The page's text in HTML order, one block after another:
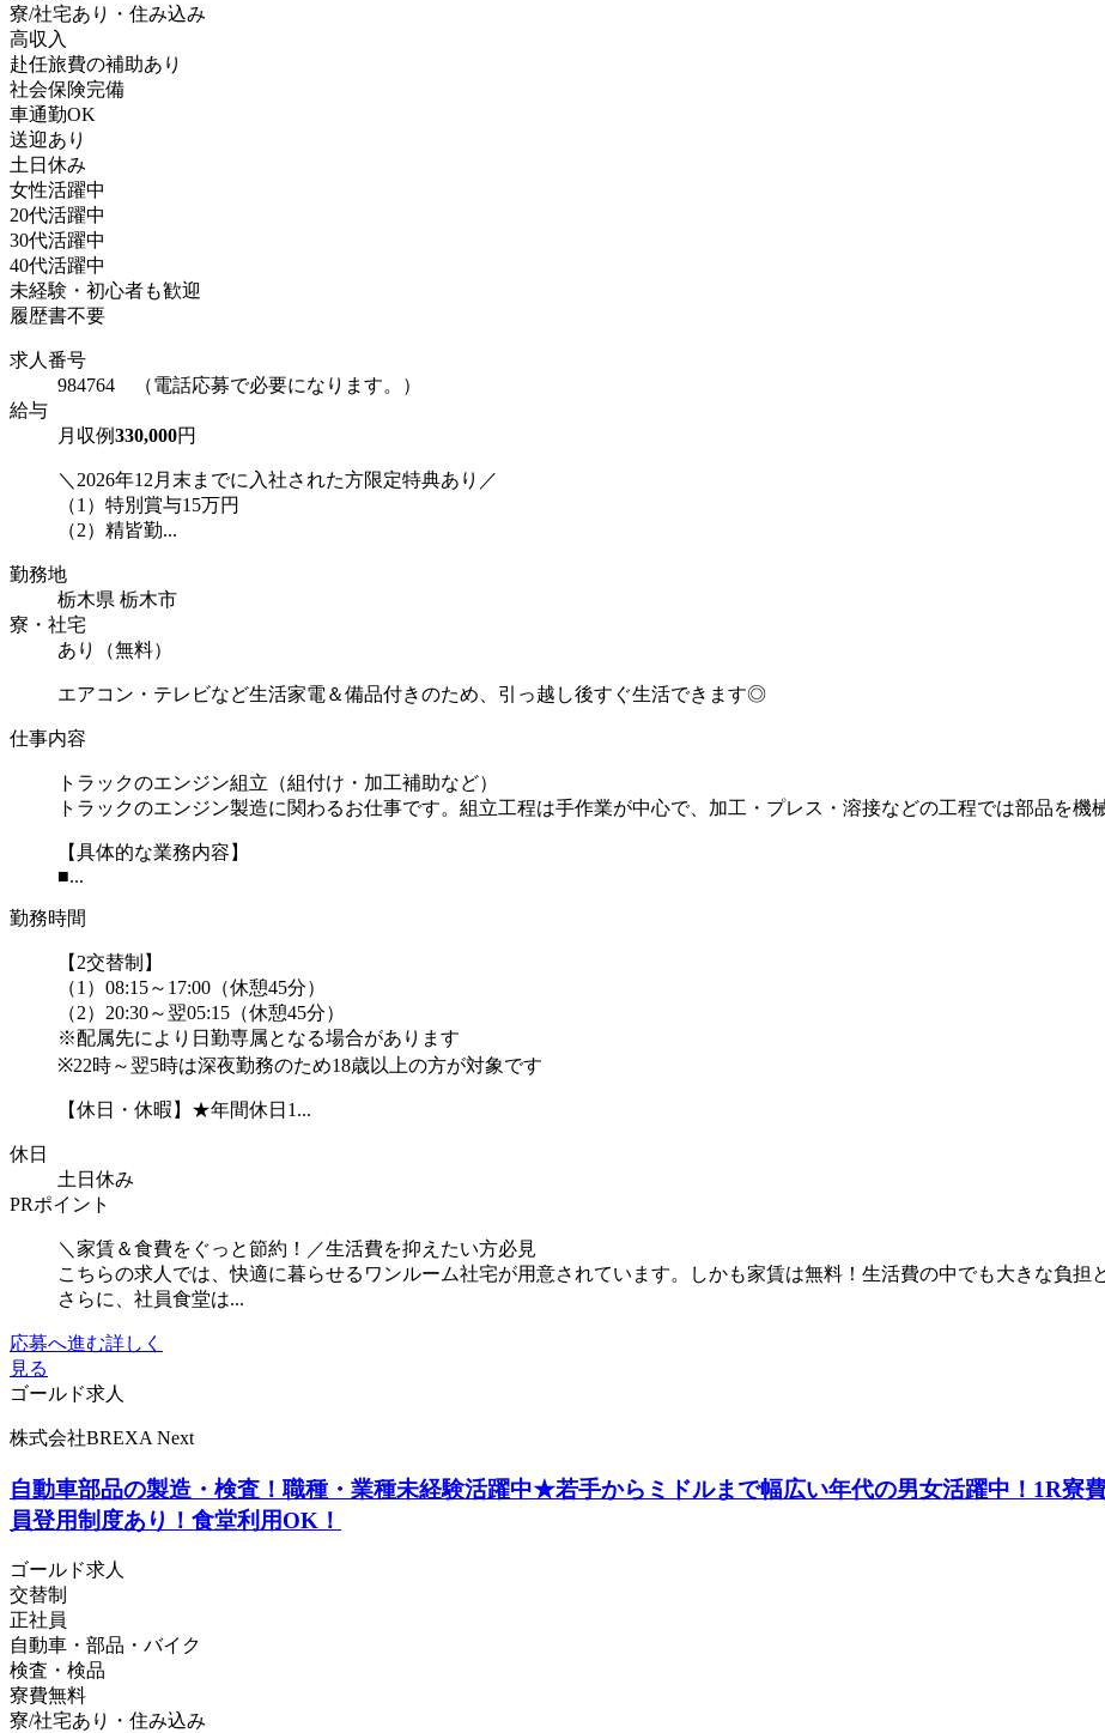
寮/社宅あり・住み込み
高収入
赴任旅費の補助あり
社会保険完備
車通勤OK
送迎あり
土日休み
女性活躍中
20代活躍中
30代活躍中
40代活躍中
未経験・初心者も歓迎
履歴書不要
求人番号
984764 （電話応募で必要になります。）
給与
月収例330,000円
＼2026年12月末までに入社された方限定特典あり／
（1）特別賞与15万円
（2）精皆勤...
勤務地
栃木県 栃木市
寮・社宅
あり（無料）
エアコン・テレビなど生活家電＆備品付きのため、引っ越し後すぐ生活できます◎
仕事内容
トラックのエンジン組立（組付け・加工補助など）
トラックのエンジン製造に関わるお仕事です。組立工程は手作業が中心で、加工・プレス・溶接などの工程では部品を機
【具体的な業務内容】
■...
勤務時間
【2交替制】
（1）08:15～17:00（休憩45分）
（2）20:30～翌05:15（休憩45分）
※配属先により日勤専属となる場合があります
※22時～翌5時は深夜勤務のため18歳以上の方が対象です
【休日・休暇】★年間休日1...
休日
土日休み
PRポイント
＼家賃＆食費をぐっと節約！／生活費を抑えたい方必見
こちらの求人では、快適に暮らせるワンルーム社宅が用意されています。しかも家賃は無料！生活費の中でも大きな負担
さらに、社員食堂は...
応募へ進む詳しく
見る
ゴールド求人
株式会社BREXA Next
自動車部品の製造・検査！職種・業種未経験活躍中★若手からミドルまで幅広い年代の男女活躍中！1R寮
員登用制度あり！食堂利用OK！
ゴールド求人
交替制
正社員
自動車・部品・バイク
検査・検品
寮費無料
寮/社宅あり・住み込み